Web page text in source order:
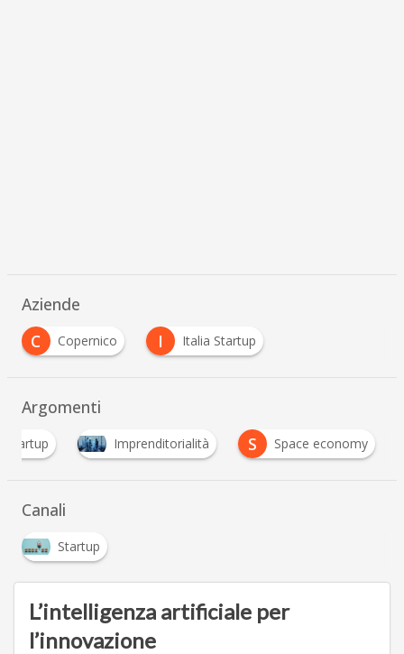
Aziende
C
Copernico I Italia Startup
Argomenti
Startup Imprenditorialità S Space economy
Canali
Startup
L’intelligenza artificiale per
l’innovazione